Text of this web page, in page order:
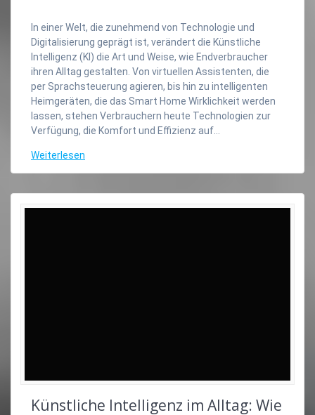
In einer Welt, die zunehmend von Technologie und
Digitalisierung geprägt ist, verändert die Künstliche
Intelligenz (KI) die Art und Weise, wie Endverbraucher
ihren Alltag gestalten. Von virtuellen Assistenten, die
per Sprachsteuerung agieren, bis hin zu intelligenten
Heimgeräten, die das Smart Home Wirklichkeit werden
lassen, stehen Verbrauchern heute Technologien zur
Verfügung, die Komfort und Effizienz auf…
Weiterlesen
Künstliche Intelligenz im Alltag: Wie